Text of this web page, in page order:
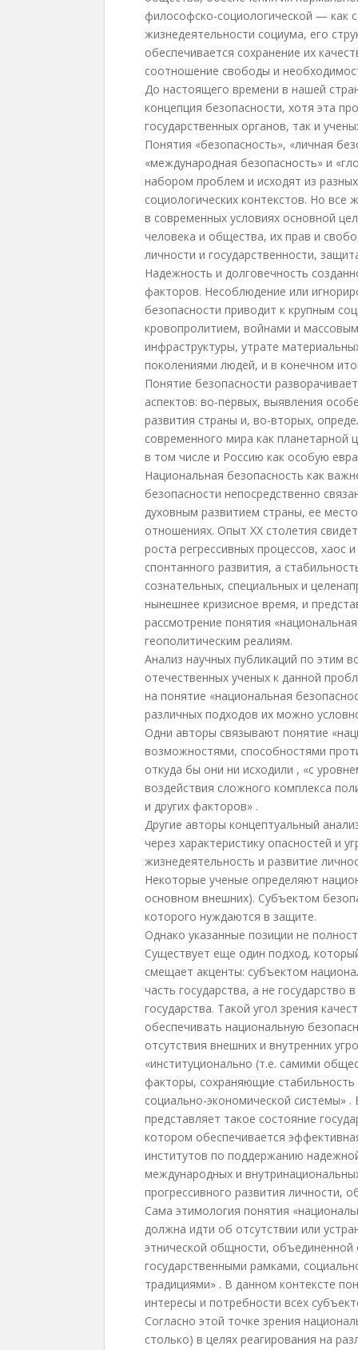
философско-социологической — как
жизнедеятельности социума, его
обеспечивается сохранение их
соотношение свободы и
До настоящего времени в нашей
концепция безопасности, хотя эта
государственных органов, так и
Понятия «безопасность», «личная
«международная безопасность» и
набором проблем и исходят из
социологических контекстов. Но
в современных условиях основной
человека и общества, их прав и
личности и государственности,
Надежность и долговечность
факторов. Несоблюдение или
безопасности приводит к крупным
кровопролитием, войнами и
инфраструктуры, утрате
поколениями людей, и в конечном
Понятие безопасности
аспектов: во-первых, выявления
развития страны и, во-вторых,
современного мира как планетарной
в том числе и Россию как особую
Национальная безопасность как
безопасности непосредственно
духовным развитием страны, ее
отношениях. Опыт XX столетия
роста регрессивных процессов,
спонтанного развития, а
сознательных, специальных и
нынешнее кризисное время, и
рассмотрение понятия
геополитическим реалиям.
Анализ научных публикаций по этим
отечественных ученых к данной
на понятие «национальная
различных подходов их можно
Одни авторы связывают понятие
возможностями, способностями
откуда бы они ни исходили , «с
воздействия сложного комплекса
и других факторов» .
Другие авторы концептуальный
через характеристику опасностей и
жизнедеятельность и развитие
Некоторые ученые определяют
основном внешних). Субъектом
которого нуждаются в защите.
Однако указанные позиции не
Существует еще один подход,
смещает акценты: субъектом
часть государства, а не
государства. Такой угол зрения
обеспечивать национальную
отсутствия внешних и внутренних
«институционально (т.е. самими
факторы, сохраняющие
социально-экономической системы»
представляет такое состояние
котором обеспечивается
институтов по поддержанию
международных и
прогрессивного развития личности,
Сама этимология понятия
должна идти об отсутствии или
этнической общности,
государственными рамками,
традициями» . В данном контексте
интересы и потребности всех
Согласно этой точке зрения
столько) в целях реагирования на